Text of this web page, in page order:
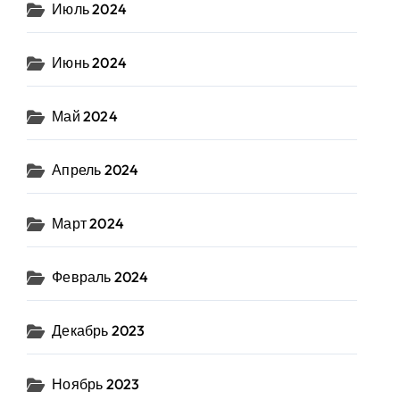
Июль 2024
Июнь 2024
Май 2024
Апрель 2024
Март 2024
Февраль 2024
Декабрь 2023
Ноябрь 2023